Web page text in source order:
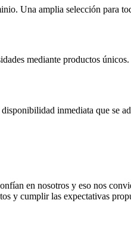
Una amplia selección para
mediante productos únicos.
inmediata que se
en nosotros y eso nos
y cumplir las expectativas